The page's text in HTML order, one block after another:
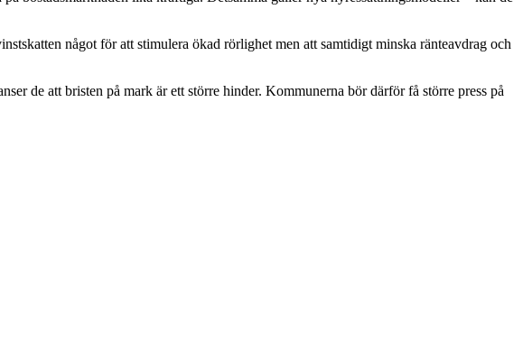
något för att stimulera ökad rörlighet men att samtidigt minska ränteavdrag och
de att bristen på mark är ett större hinder. Kommunerna bör därför få större press på